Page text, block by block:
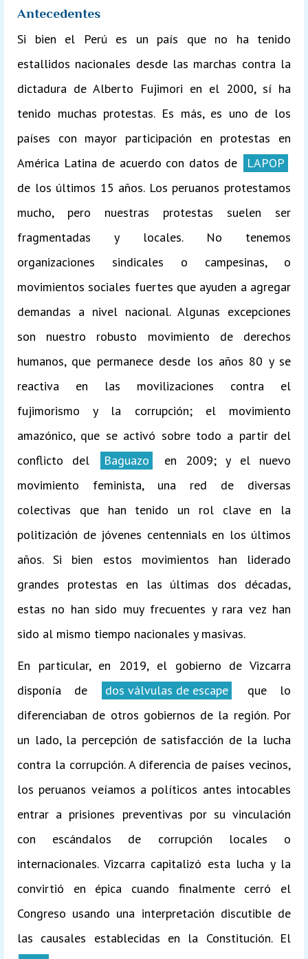
Antecedentes
Si bien el Perú es un país que no ha tenido
estallidos nacionales desde las marchas contra la
dictadura de Alberto Fujimori en el 2000, sí ha
tenido muchas protestas. Es más, es uno de los
países con mayor participación en protestas en
América Latina de acuerdo con datos de
LAPOP
de los últimos 15 años. Los peruanos protestamos
mucho, pero nuestras protestas suelen ser
fragmentadas y locales. No tenemos
organizaciones sindicales o campesinas, o
movimientos sociales fuertes que ayuden a agregar
demandas a nivel nacional. Algunas excepciones
son nuestro robusto movimiento de derechos
humanos, que permanece desde los años 80 y se
reactiva en las movilizaciones contra el
fujimorismo y la corrupción; el movimiento
amazónico, que se activó sobre todo a partir del
conflicto del
Baguazo
en 2009; y el nuevo
movimiento feminista, una red de diversas
colectivas que han tenido un rol clave en la
politización de jóvenes centennials en los últimos
años. Si bien estos movimientos han liderado
grandes protestas en las últimas dos décadas,
estas no han sido muy frecuentes y rara vez han
sido al mismo tiempo nacionales y masivas.
En particular, en 2019, el gobierno de Vizcarra
disponía de
dos válvulas de escape
que lo
diferenciaban de otros gobiernos de la región. Por
un lado, la percepción de satisfacción de la lucha
contra la corrupción. A diferencia de países vecinos,
los peruanos veíamos a políticos antes intocables
entrar a prisiones preventivas por su vinculación
con escándalos de corrupción locales o
internacionales. Vizcarra capitalizó esta lucha y la
convirtió en épica cuando finalmente cerró el
Congreso usando una interpretación discutible de
las causales establecidas en la Constitución. El